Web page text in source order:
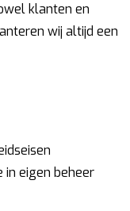
klanten en
wij altijd een
in eigen beheer